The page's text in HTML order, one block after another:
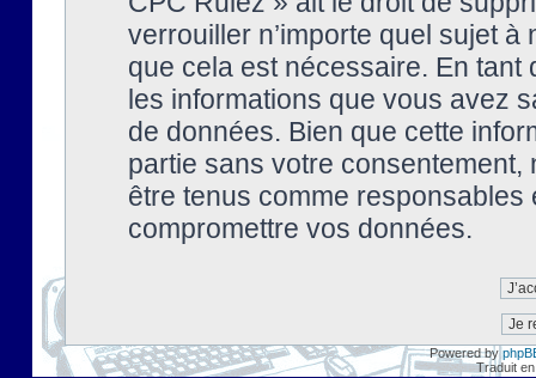
verrouiller n’importe quel sujet à
que cela est nécessaire. En tant
les informations que vous avez
de données. Bien que cette
partie sans votre
être tenus comme
compromettre vos données.
Powered by
Traduit